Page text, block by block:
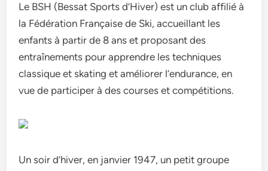
Le BSH (Bessat Sports d’Hiver) est un club affilié à
la Fédération Française de Ski, accueillant les
enfants à partir de 8 ans et proposant des
entraînements pour apprendre les techniques
classique et skating et améliorer l’endurance, en
vue de participer à des courses et compétitions.
Un soir d’hiver, en janvier 1947, un petit groupe